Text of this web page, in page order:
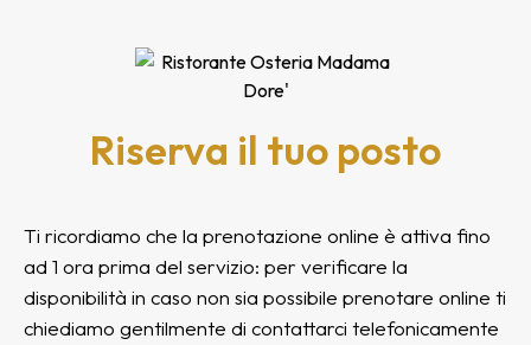
Riserva il tuo posto
Ti ricordiamo che la prenotazione online è attiva fino
ad 1 ora prima del servizio: per verificare la
disponibilità in caso non sia possibile prenotare online ti
chiediamo gentilmente di contattarci telefonicamente